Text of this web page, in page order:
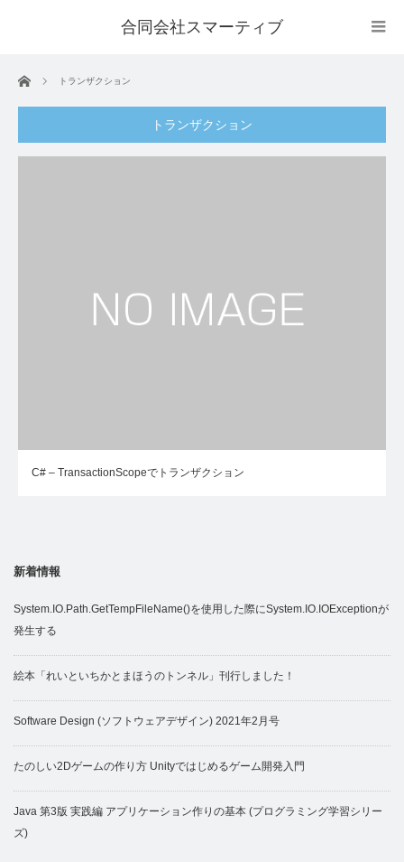
合同会社スマーティブ
ホーム トランザクション
トランザクション
C# – TransactionScopeでトランザクション
新着情報
System.IO.Path.GetTempFileName()を使用した際にSystem.IO.IOExceptionが
発生する
絵本「れいといちかとまほうのトンネル」刊行しました！
Software Design (ソフトウェアデザイン) 2021年2月号
たのしい2Dゲームの作り方 Unityではじめるゲーム開発入門
Java 第3版 実践編 アプリケーション作りの基本 (プログラミング学習シリー
ズ)